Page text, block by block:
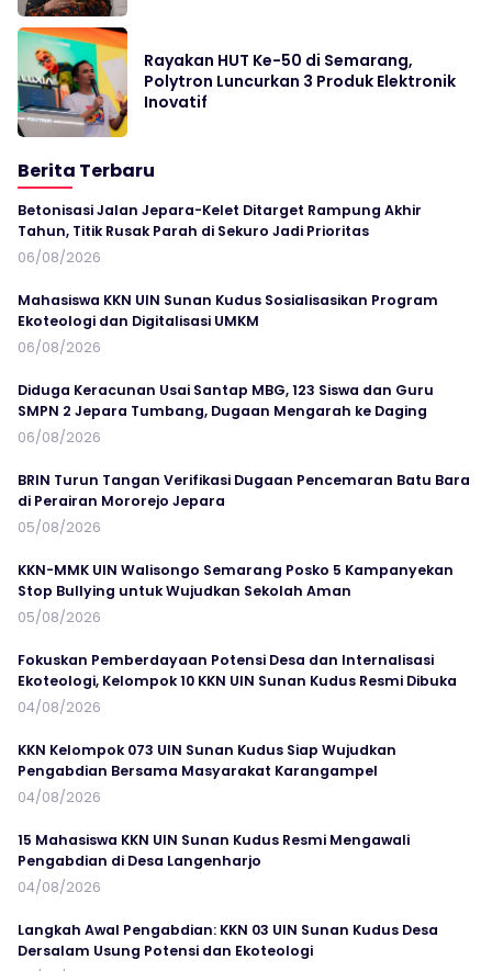
Rayakan HUT Ke-50 di Semarang,
Polytron Luncurkan 3 Produk Elektronik
Inovatif
Berita Terbaru
Betonisasi Jalan Jepara-Kelet Ditarget Rampung Akhir
Tahun, Titik Rusak Parah di Sekuro Jadi Prioritas
06/08/2026
Mahasiswa KKN UIN Sunan Kudus Sosialisasikan Program
Ekoteologi dan Digitalisasi UMKM
06/08/2026
Diduga Keracunan Usai Santap MBG, 123 Siswa dan Guru
SMPN 2 Jepara Tumbang, Dugaan Mengarah ke Daging
06/08/2026
BRIN Turun Tangan Verifikasi Dugaan Pencemaran Batu Bara
di Perairan Mororejo Jepara
05/08/2026
KKN-MMK UIN Walisongo Semarang Posko 5 Kampanyekan
Stop Bullying untuk Wujudkan Sekolah Aman
05/08/2026
Fokuskan Pemberdayaan Potensi Desa dan Internalisasi
Ekoteologi, Kelompok 10 KKN UIN Sunan Kudus Resmi Dibuka
04/08/2026
KKN Kelompok 073 UIN Sunan Kudus Siap Wujudkan
Pengabdian Bersama Masyarakat Karangampel
04/08/2026
15 Mahasiswa KKN UIN Sunan Kudus Resmi Mengawali
Pengabdian di Desa Langenharjo
04/08/2026
Langkah Awal Pengabdian: KKN 03 UIN Sunan Kudus Desa
Dersalam Usung Potensi dan Ekoteologi